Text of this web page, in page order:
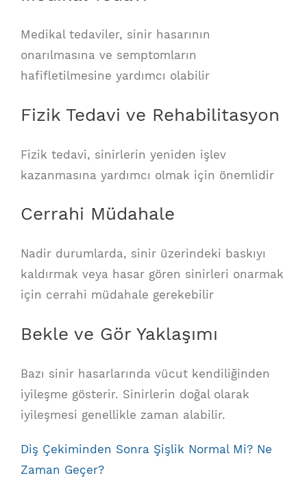
Medikal tedaviler, sinir hasarının
onarılmasına ve semptomların
hafifletilmesine yardımcı olabilir
Fizik Tedavi ve Rehabilitasyon
Fizik tedavi, sinirlerin yeniden işlev
kazanmasına yardımcı olmak için önemlidir
Cerrahi Müdahale
Nadir durumlarda, sinir üzerindeki baskıyı
kaldırmak veya hasar gören sinirleri onarmak
için cerrahi müdahale gerekebilir
Bekle ve Gör Yaklaşımı
Bazı sinir hasarlarında vücut kendiliğinden
iyileşme gösterir. Sinirlerin doğal olarak
iyileşmesi genellikle zaman alabilir.
Diş Çekiminden Sonra Şişlik Normal Mi? Ne
Zaman Geçer?